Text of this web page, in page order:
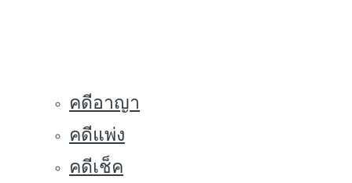
คดีอาญา
คดีแพ่ง
คดีเช็ค